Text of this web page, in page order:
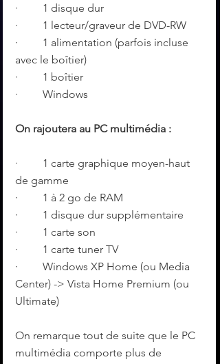
·         1 disque dur
·         1 lecteur/graveur de DVD-RW
·         1 alimentation (parfois incluse
avec le boîtier)
·         1 boîtier
·         Windows
On rajoutera au PC multimédia :
·         1 carte graphique moyen-haut
de gamme
·         1 à 2 go de RAM
·         1 disque dur supplémentaire
·         1 carte son
·         1 carte tuner TV
·         Windows XP Home (ou Media
Center) -> Vista Home Premium (ou
Ultimate)
On remarque tout de suite que le PC
multimédia comporte plus de